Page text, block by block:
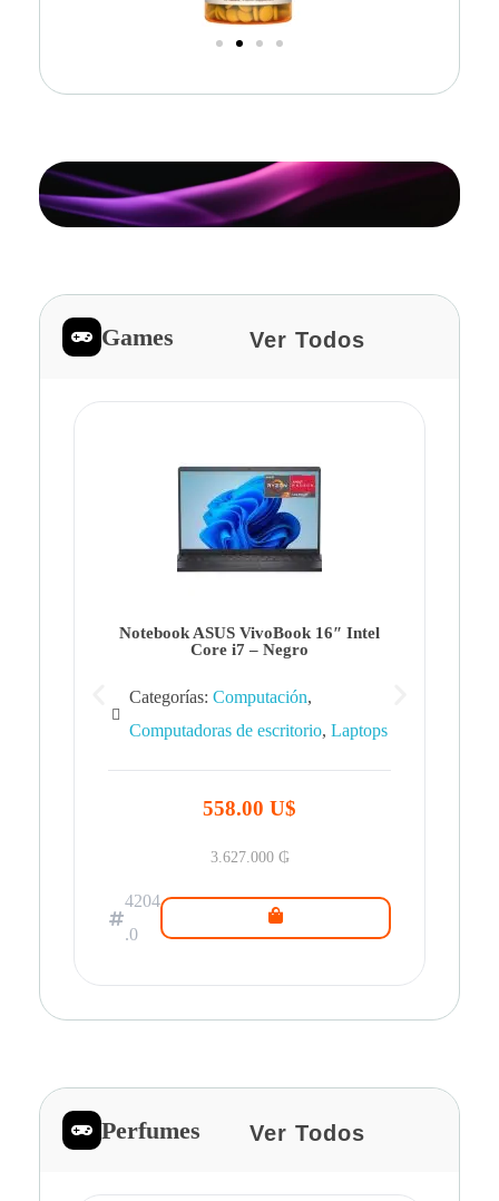
Games Ver Todos
Notebook ASUS VivoBook 16″ Intel
Core i7 – Negro
Categorías: Computación,
Computadoras de escritorio, Laptops
558.00 U$
3.627.000 ₲
4204
.0
Perfumes Ver Todos